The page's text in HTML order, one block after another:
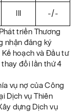
III -/-
triển Thương
nhận đăng ký
hoạch và Đầu tư
thay đổi lần thứ 4
vụ nợ của Công
Dịch vụ Thiên
dựng Dịch vụ